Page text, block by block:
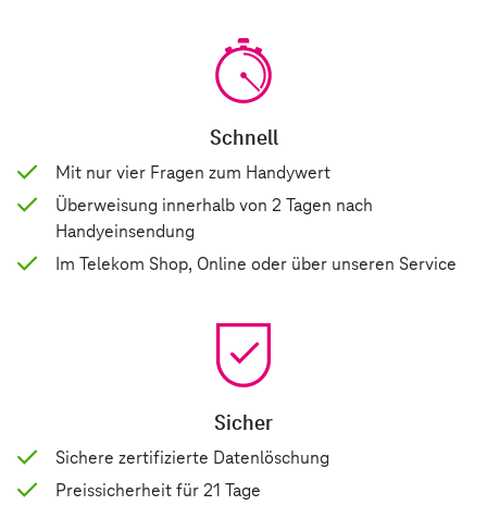
Schnell
Mit nur vier Fragen zum Handywert
Überweisung innerhalb von 2 Tagen nach
Handyeinsendung
Im Telekom Shop, Online oder über unseren Service
Sicher
Sichere zertifizierte Datenlöschung
Preissicherheit für 21 Tage